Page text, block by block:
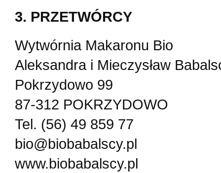
3. PRZETWÓRCY
Wytwórnia Makaronu Bio
Aleksandra i Mieczysław
Pokrzydowo 99
87-312 POKRZYDOWO
Tel. (56) 49 859 77
bio@biobabalscy.pl
www.biobabalscy.pl